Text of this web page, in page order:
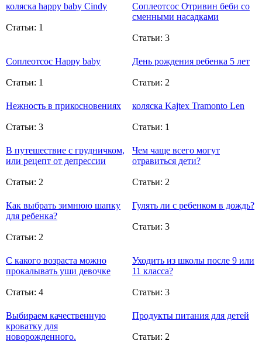
коляска happy baby Cindy
Статьи: 1
Соплеотсос Отривин беби со
сменными насадками
Статьи: 3
Соплеотсос Happy baby
Статьи: 1
День рождения ребенка 5 лет
Статьи: 2
Нежность в прикосновениях
Статьи: 3
коляска Kajtex Tramonto Len
Статьи: 1
В путешествие с грудничком,
или рецепт от депрессии
Статьи: 2
Чем чаще всего могут
отравиться дети?
Статьи: 2
Как выбрать зимнюю шапку
для ребенка?
Статьи: 2
Гулять ли с ребенком в дождь?
Статьи: 3
С какого возраста можно
прокалывать уши девочке
Статьи: 4
Уходить из школы после 9 или
11 класса?
Статьи: 3
Выбираем качественную
кроватку для
новорожденного.
Продукты питания для детей
Статьи: 2